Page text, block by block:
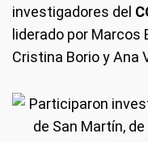
investigadores del
liderado por Marcos
Cristina Borio y Ana